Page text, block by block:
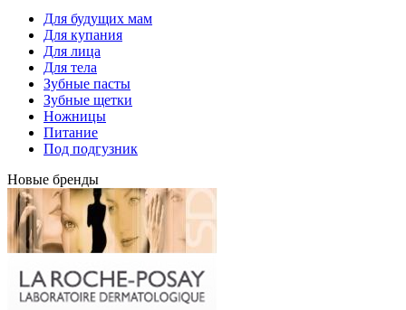
Для будущих мам
Для купания
Для лица
Для тела
Зубные пасты
Зубные щетки
Ножницы
Питание
Под подгузник
Новые бренды